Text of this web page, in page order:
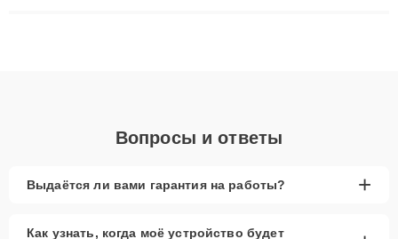
Вопросы и ответы
Выдаётся ли вами гарантия на работы? +
Как узнать, когда моё устройство будет